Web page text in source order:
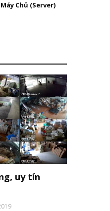
Chủ (Server)
uy tín